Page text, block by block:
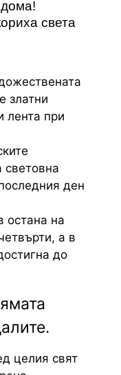
света
златни
лента при
световна
ден
остана на
а в
до
целия свят